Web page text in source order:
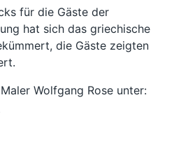
für die Gäste der
hat sich das griechische
die Gäste zeigten
Wolfgang Rose unter: